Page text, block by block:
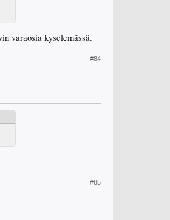
varaosia kyselemässä.
#84
#85